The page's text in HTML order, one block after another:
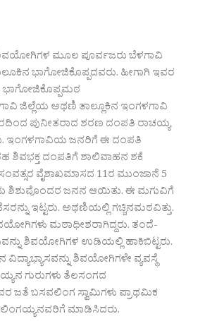
ಮೂಲ ಪೂರ್ವಜರು ಬೆಳಗಾವಿ
ಭಾಗೋಜಿಕೊಪ್ಪದವರು. ಹೀಗಾಗಿ ಇವರ
ಜಿಲ್ಲೆಯ ಅಥಣಿ ತಾಲ್ಲೂಕಿನ ಇಂಗಳಗಾವಿ
ಪುನೀತರಾದ ಶರಣ ದಂಪತಿ ರಾಚಯ್ಯ
ಇಂಗಳಗಾವಿಯ ಜನರಿಗೆ ಈ ದಂಪತಿ
ಶಿವಭಕ್ತ ದಂಪತಿಗೆ ಶಾಲಿವಾಹನ ಶಕೆ
ವೈಶಾಖಮಾಸದ 11ರ ಮುಂಜಾನೆ 5
ಶಿಶುವೊಂದರ ಜನನ ಆಯಿತು. ಈ ಮಗುವಿಗೆ
ಇಟ್ಟರು. ಅಥಣಿಯಲ್ಲಿ ಗಚ್ಚಿನಮಠವಿತ್ತು.
ಮಠಾಧೀಶರಾಗಿದ್ದರು. ತಂದೆ-
ಶಿವಯೋಗಿಗಳ ಉಡಿಯಲ್ಲಿ ಹಾಕಿಬಿಟ್ಟರು.
ಶಿವಯೋಗಿಗಳೇ ವ್ಯವಸ್ಥೆ
ಗುರುಗಳು ತೆಲಸಂಗದ
ಜತೆ ಬಸವಲಿಂಗ ಸ್ವಾಮಿಗಳು ಪ್ರಾಥಮಿಕ
ಮಾಡಿಸಿದರು.